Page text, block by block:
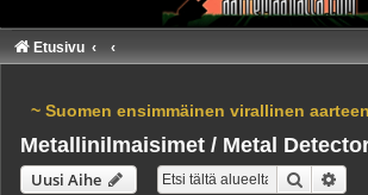
Etusivu
~ Suomen ensimmäinen virallinen
Metallinilmaisimet / Metal
Uusi Aihe Etsi